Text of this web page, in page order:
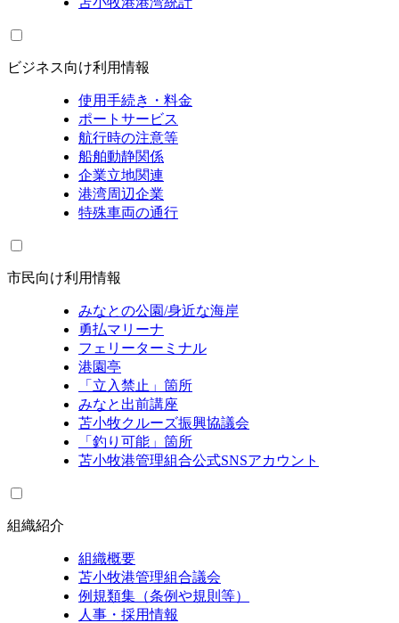
ビジネス向け利用情報
使用手続き・料金
ポートサービス
航行時の注意等
船舶動静関係
企業立地関連
港湾周辺企業
特殊車両の通行
市民向け利用情報
みなとの公園/身近な海岸
勇払マリーナ
フェリーターミナル
港園亭
「立入禁止」箇所
みなと出前講座
苫小牧クルーズ振興協議会
「釣り可能」箇所
苫小牧港管理組合公式SNSアカウント
組織紹介
組織概要
苫小牧港管理組合議会
例規類集（条例や規則等）
人事・採用情報